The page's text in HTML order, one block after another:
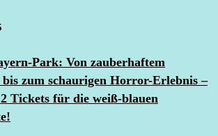
Park: Von zauberhaftem
zum schaurigen Horror-Erlebnis –
Tickets für die weiß-blauen